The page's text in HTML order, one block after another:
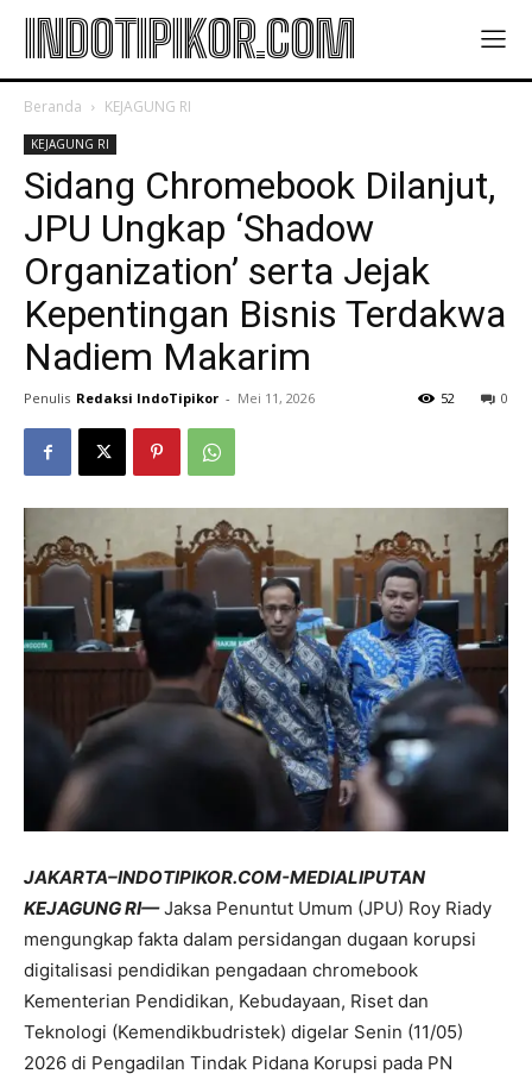
INDOTIPIKOR.COM
Beranda KEJAGUNG RI
KEJAGUNG RI
Sidang Chromebook Dilanjut,
JPU Ungkap ‘Shadow
Organization’ serta Jejak
Kepentingan Bisnis Terdakwa
Nadiem Makarim
Penulis Redaksi IndoTipikor - Mei 11, 2026 0
52
JAKARTA–INDOTIPIKOR.COM-MEDIALIPUTAN
KEJAGUNG RI—Jaksa Penuntut Umum (JPU) Roy Riady
mengungkap fakta dalam persidangan dugaan korupsi
digitalisasi pendidikan pengadaan chromebook
Kementerian Pendidikan, Kebudayaan, Riset dan
Teknologi (Kemendikbudristek) digelar Senin (11/05)
2026 di Pengadilan Tindak Pidana Korupsi pada PN